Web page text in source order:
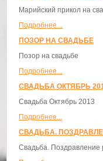
Марийский прикол на
Подробнее...
ПОЗОР НА СВАДЬБЕ
Позор на свадьбе
Подробнее...
СВАДЬБА ОКТЯБРЬ
Свадьба Октябрь 2013
Подробнее...
СВАДЬБА.
Свадьба. Поздравление